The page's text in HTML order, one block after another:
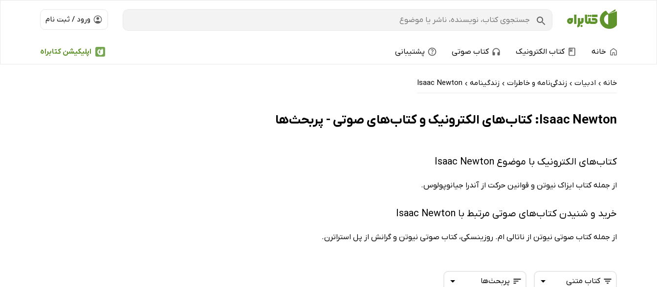
ورود / ثبت نام
اپلیکیشن کتابراه خانه کتاب الکترونیک کتاب صوتی پشتیبانی
خانه › ادبیات › زندگی‌نامه و خاطرات › زندگینامه ›
Isaac Newton
Isaac Newton: کتاب‌های الکترونیک و کتاب‌های صوتی - پربحث‌ها
کتاب‌های الکترونیک با موضوع Isaac Newton
از جمله کتاب ایزاک نیوتن و قوانین حرکت از آندرا جیانوپولوس.
خرید و شنیدن کتاب‌های صوتی مرتبط با Isaac Newton
از جمله کتاب صوتی نیوتن از ناتالی ام. روزینسکی، کتاب صوتی نیوتن و گرانش از پل استراترن.
پربحث‌ها کتاب متنی